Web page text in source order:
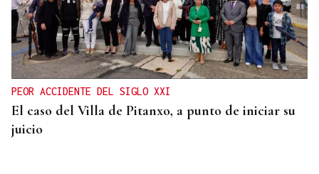
PEOR ACCIDENTE DEL SIGLO XXI
El caso del Villa de Pitanxo, a punto de iniciar su
juicio